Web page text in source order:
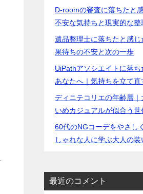
D-roomの審査に落ちたと
不安な気持ちと現実的な整
遺品整理士に落ちたと感じ
果待ちの不安と次の一歩
UiPathアソシエイトに落ち
あなたへ｜気持ちを立て直
ディニテコリエの年齢層｜
いめカジュアルが似合う
60代のNGコーデをやさし
しゃれな人に学ぶ大人の装
最近のコメント